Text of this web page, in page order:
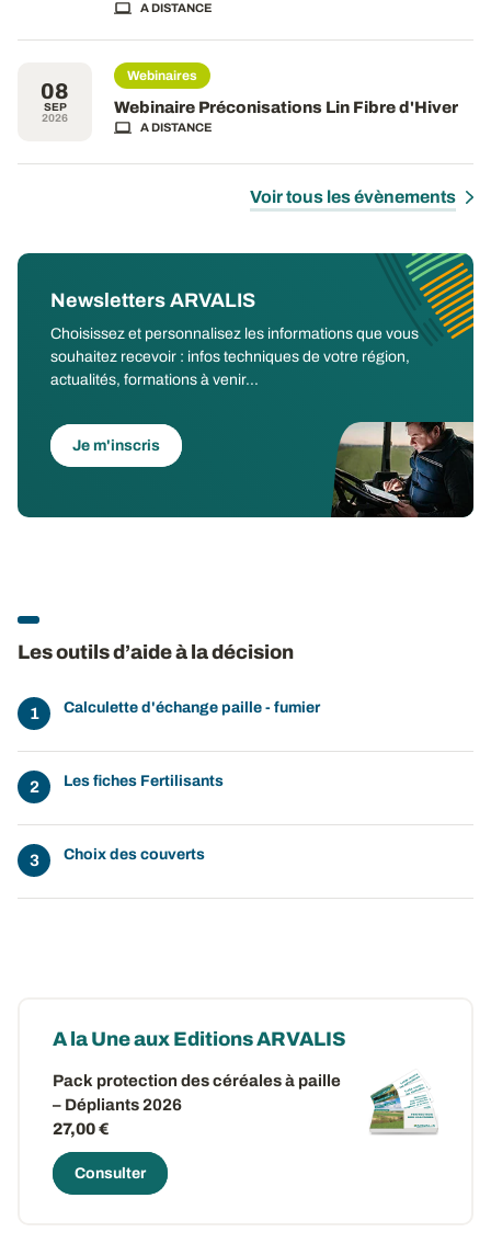
A DISTANCE
08
SEP
2026
Webinaires
Webinaire Préconisations Lin Fibre d'Hiver
A DISTANCE
Voir tous les évènements
Newsletters ARVALIS
Choisissez et personnalisez les informations que vous
souhaitez recevoir : infos techniques de votre région,
actualités, formations à venir...
Je m'inscris
Les outils d’aide à la décision
Calculette d'échange paille - fumier
Les fiches Fertilisants
Choix des couverts
A la Une aux Editions ARVALIS
Pack protection des céréales à paille
– Dépliants 2026
27,00 €
Consulter